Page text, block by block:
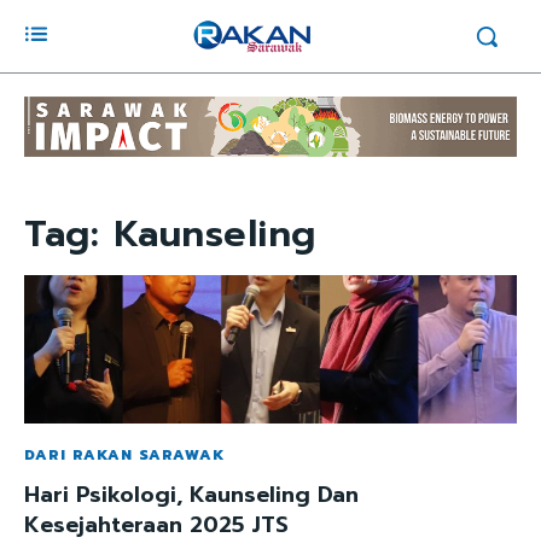
Tag: Kaunseling
DARI RAKAN SARAWAK
Hari Psikologi, Kaunseling Dan
Kesejahteraan 2025 JTS